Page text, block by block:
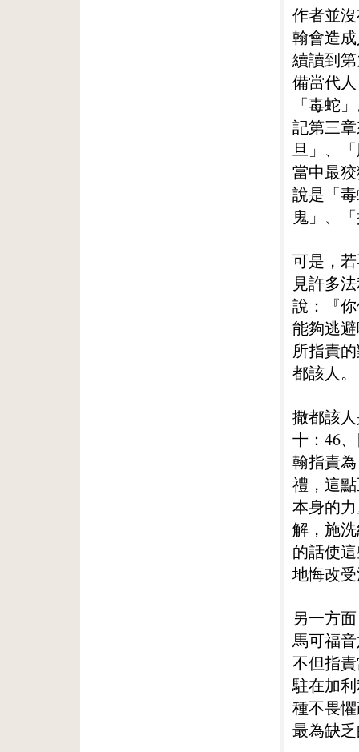
作者並
翰會造
續讀到
備當代
「毒蛇
記第三
旦」、
當中最
說是「
鬼」、
可是，
見許多
說：『
能夠逃
所指責
都該人。
撒都該
十：46
翰指責
禮，這
本身的
解，施
的話使
地悔改
另一方
馬可福
不但指
駐在加
種不畏
最為缺